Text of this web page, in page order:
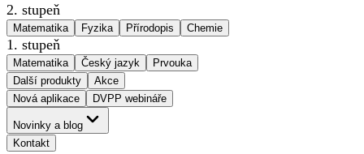
2. stupeň
Matematika Fyzika Přírodopis Chemie
1. stupeň
Matematika Český jazyk
Prvouka
Další produkty
Akce
Nová aplikace
DVPP webináře
Novinky a blog
Kontakt